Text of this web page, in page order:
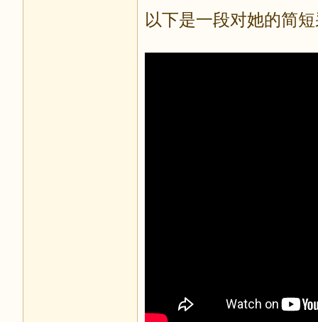
以下是一段对她的简